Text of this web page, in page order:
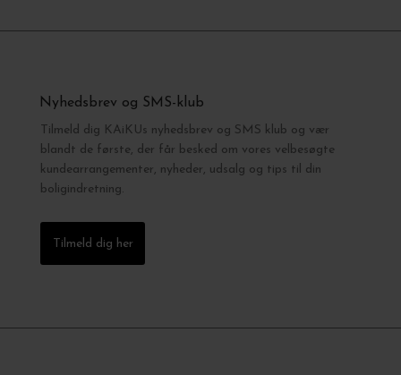
Nyhedsbrev og SMS-klub
Tilmeld dig KAiKUs nyhedsbrev og SMS klub og vær
blandt de første, der får besked om vores velbesøgte
kundearrangementer, nyheder, udsalg og tips til din
boligindretning.
Tilmeld dig her